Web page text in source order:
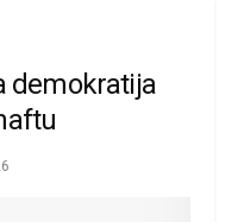
demokratija